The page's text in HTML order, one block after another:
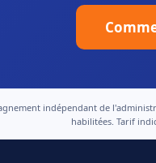
indépendant de
habilitées. Tarif